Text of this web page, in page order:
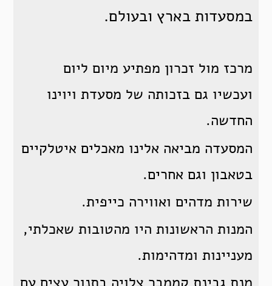
במסעדות בארץ ובעולם.
מרכז מול זכרון מפתיע מיום ליום
ועכשיו גם בזכותה של מסעדת ויוינו
החדשה.
המסעדה מביאה אלינו מאכלים איטלקיים
בטאבון וגם אחרים.
שירות מדהים ואווירה כייפית.
המנות הראשונות היו מהטובות שאכלתי,
מעניינות ומדהימות.